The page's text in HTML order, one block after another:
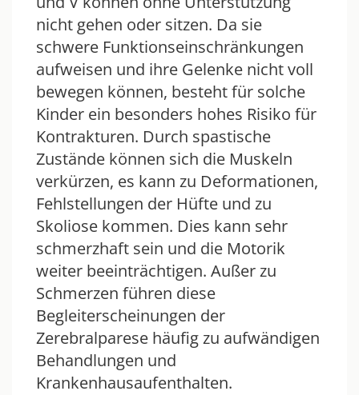
nicht gehen oder sitzen. Da sie
schwere Funktionseinschränkungen
aufweisen und ihre Gelenke nicht voll
bewegen können, besteht für solche
Kinder ein besonders hohes Risiko für
Kontrakturen. Durch spastische
Zustände können sich die Muskeln
verkürzen, es kann zu Deformationen,
Fehlstellungen der Hüfte und zu
Skoliose kommen. Dies kann sehr
schmerzhaft sein und die Motorik
weiter beeinträchtigen. Außer zu
Schmerzen führen diese
Begleiterscheinungen der
Zerebralparese häufig zu aufwändigen
Behandlungen und
Krankenhausaufenthalten.